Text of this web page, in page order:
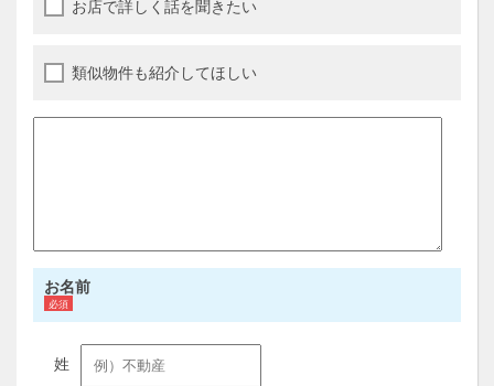
お店で詳しく話を聞きたい
類似物件も紹介してほしい
お名前